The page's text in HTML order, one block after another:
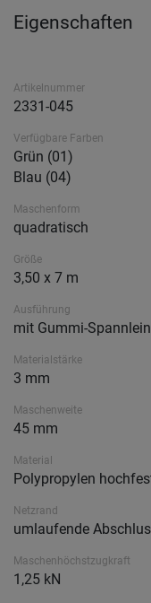
Eigenschaften
Artikelnummer
2331-045
Verfügbare Farben
Grün (01)
Blau (04)
Maschenform
quadratisch
Größe
3,50 x 7 m
Ausführung
mit Gummi-
Materialstärke
3 mm
Maschenweite
45 mm
Material
Polypropylen
Netzrand
umlaufende
Maschenhöchstzugkraft
1,25 kN